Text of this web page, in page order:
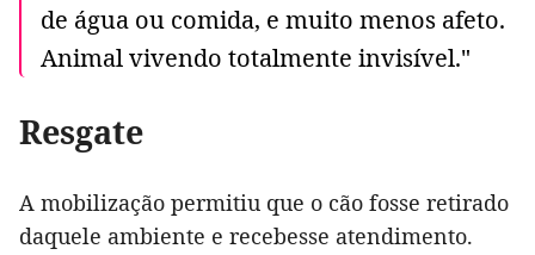
de água ou comida, e muito menos afeto.
Animal vivendo totalmente invisível."
Resgate
A mobilização permitiu que o cão fosse retirado
daquele ambiente e recebesse atendimento.